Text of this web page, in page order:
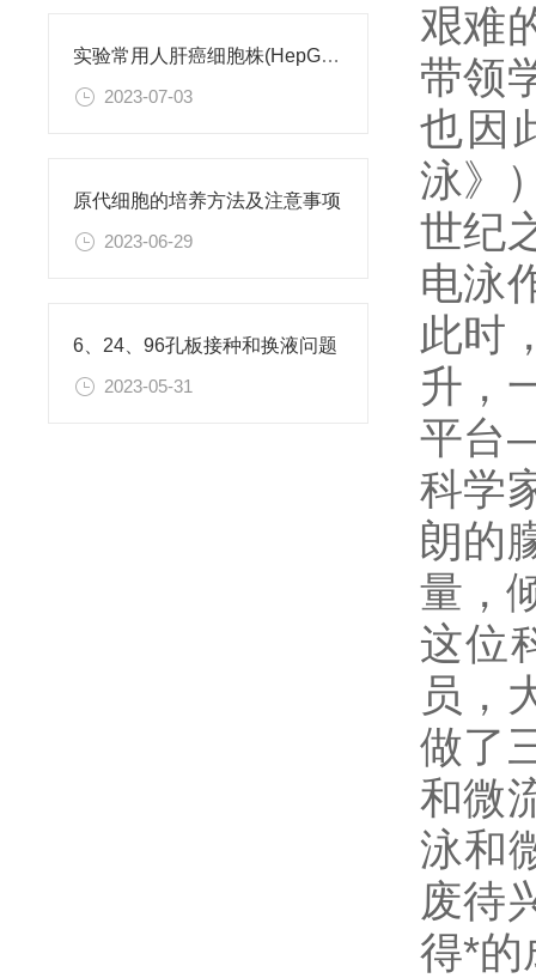
实验常用人肝癌细胞株(HepG2/Hep3B,HuH-7,MHCC97H,PLC/PRF/5)怎么选？
2023-07-03
原代细胞的培养方法及注意事项
2023-06-29
6、24、96孔板接种和换液问题
2023-05-31
艰难
带领
也因
泳》
世纪
电泳
此时
升，
平台
科学
朗的
量，
这位
员，
做了
和微
泳和
废待
得*的